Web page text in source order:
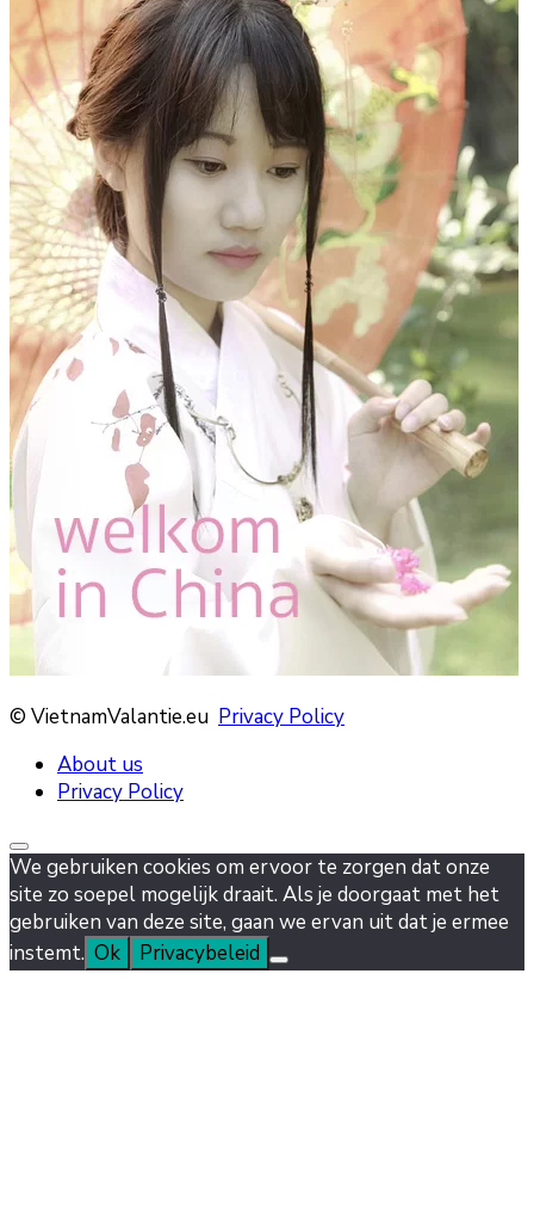
© VietnamValantie.eu Privacy Policy
About us
Privacy Policy
We gebruiken cookies om ervoor te zorgen dat onze
site zo soepel mogelijk draait. Als je doorgaat met het
gebruiken van deze site, gaan we ervan uit dat je ermee
instemt. Ok Privacybeleid